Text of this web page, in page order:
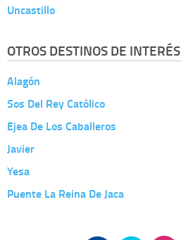
Uncastillo
OTROS DESTINOS DE INTERÉS
Alagón
Sos Del Rey Católico
Ejea De Los Caballeros
Javier
Yesa
Puente La Reina De Jaca